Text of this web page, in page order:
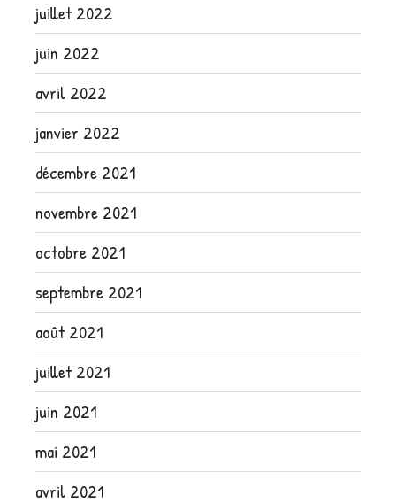
juillet 2022
juin 2022
avril 2022
janvier 2022
décembre 2021
novembre 2021
octobre 2021
septembre 2021
août 2021
juillet 2021
juin 2021
mai 2021
avril 2021